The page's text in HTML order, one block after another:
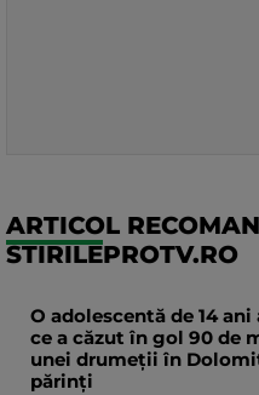
ARTICOL
STIRILEPROTV.RO
O adolescentă de 14
ce a căzut în gol 90 de
unei drumeții în
părinți